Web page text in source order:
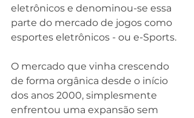
eletrônicos e denominou-se essa
parte do mercado de jogos como
esportes eletrônicos - ou e-Sports.
O mercado que vinha crescendo
de forma orgânica desde o início
dos anos 2000, simplesmente
enfrentou uma expansão sem